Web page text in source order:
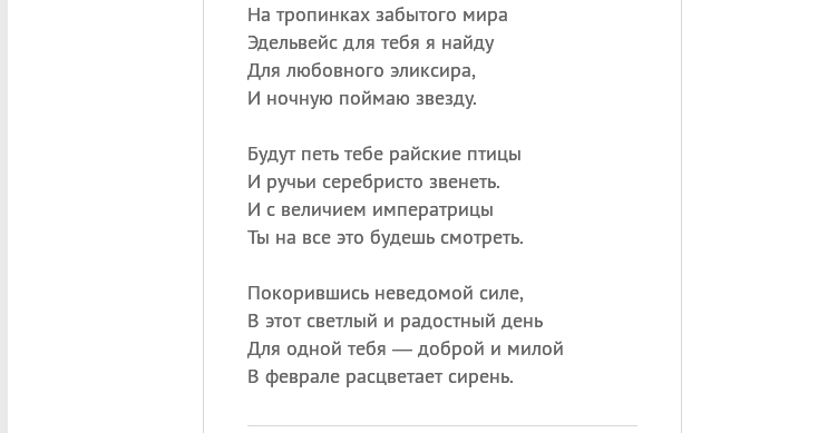
На тропинках забытого мира
Эдельвейс для тебя я найду
Для любовного эликсира,
И ночную поймаю звезду.
Будут петь тебе райские птицы
И ручьи серебристо звенеть.
И с величием императрицы
Ты на все это будешь смотреть.
Покорившись неведомой силе,
В этот светлый и радостный день
Для одной тебя — доброй и милой
В феврале расцветает сирень.